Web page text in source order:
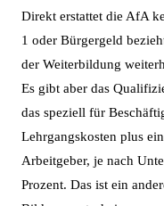
Direkt erstattet die AfA
1 oder Bürgergeld
der Weiterbildung
Es gibt aber das
das speziell für
Lehrgangskosten plus
Arbeitgeber, je nach
Prozent. Das ist ein